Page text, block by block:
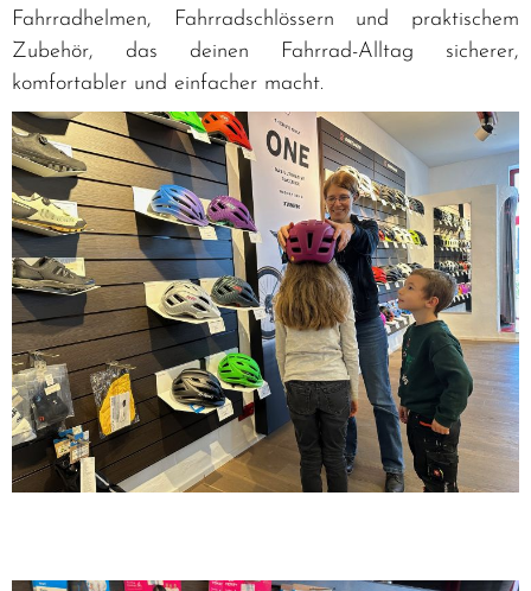
Fahrradhelmen, Fahrradschlössern und praktischem
Zubehör, das deinen Fahrrad-Alltag sicherer,
komfortabler und einfacher macht.